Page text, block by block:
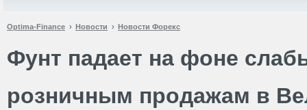
Optima-Finance Новости Новости Форекс
Фунт падает на фоне
розничным продажам в